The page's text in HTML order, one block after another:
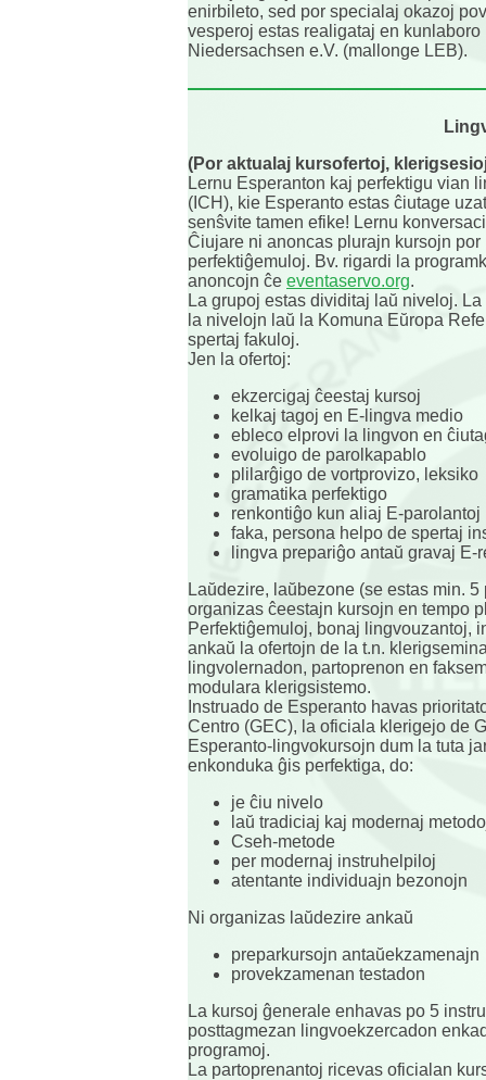
enirbileto, sed por specialaj okazoj
vesperoj estas realigataj en
Niedersachsen e.V. (mallonge LEB).
(Por aktualaj kursofertoj,
Lernu Esperanton kaj perfektigu vian
(ICH), kie Esperanto estas ĉiutage
senŝvite tamen efike! Lernu
Ĉiujare ni anoncas plurajn kursojn
perfektiĝemuloj. Bv. rigardi la
anoncojn ĉe eventaservo.org.
La grupoj estas dividitaj laŭ niveloj.
la nivelojn laŭ la Komuna Eŭropa
spertaj fakuloj.
Jen la ofertoj:
ekzercigaj ĉeestaj kursoj
kelkaj tagoj en E-lingva medio
ebleco elprovi la lingvon en
evoluigo de parolkapablo
plilarĝigo de vortprovizo, leksiko
gramatika perfektigo
renkontiĝo kun aliaj E-parolantoj
faka, persona helpo de spertaj
lingva prepariĝo antaŭ gravaj E-
Laŭdezire, laŭbezone (se estas min.
organizas ĉeestajn kursojn en tempo
Perfektiĝemuloj, bonaj lingvouzantoj,
ankaŭ la ofertojn de la t.n.
lingvolernadon, partoprenon en
modulara klerigsistemo.
Instruado de Esperanto havas
Centro (GEC), la oficiala klerigejo de
Esperanto-lingvokursojn dum la tuta
enkonduka ĝis perfektiga, do:
je ĉiu nivelo
laŭ tradiciaj kaj modernaj
Cseh-metode
per modernaj instruhelpiloj
atentante individuajn bezonojn
Ni organizas laŭdezire ankaŭ
preparkursojn antaŭekzamenajn
provekzamenan testadon
La kursoj ĝenerale enhavas po 5
posttagmezan lingvoekzercadon
programoj.
La partoprenantoj ricevas oficialan